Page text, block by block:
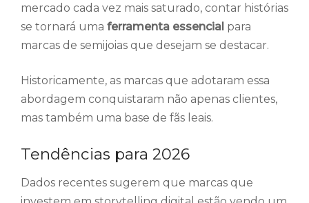
mercado cada vez mais saturado, contar histórias
se tornará uma ferramenta essencial para
marcas de semijoias que desejam se destacar.
Historicamente, as marcas que adotaram essa
abordagem conquistaram não apenas clientes,
mas também uma base de fãs leais.
Tendências para 2026
Dados recentes sugerem que marcas que